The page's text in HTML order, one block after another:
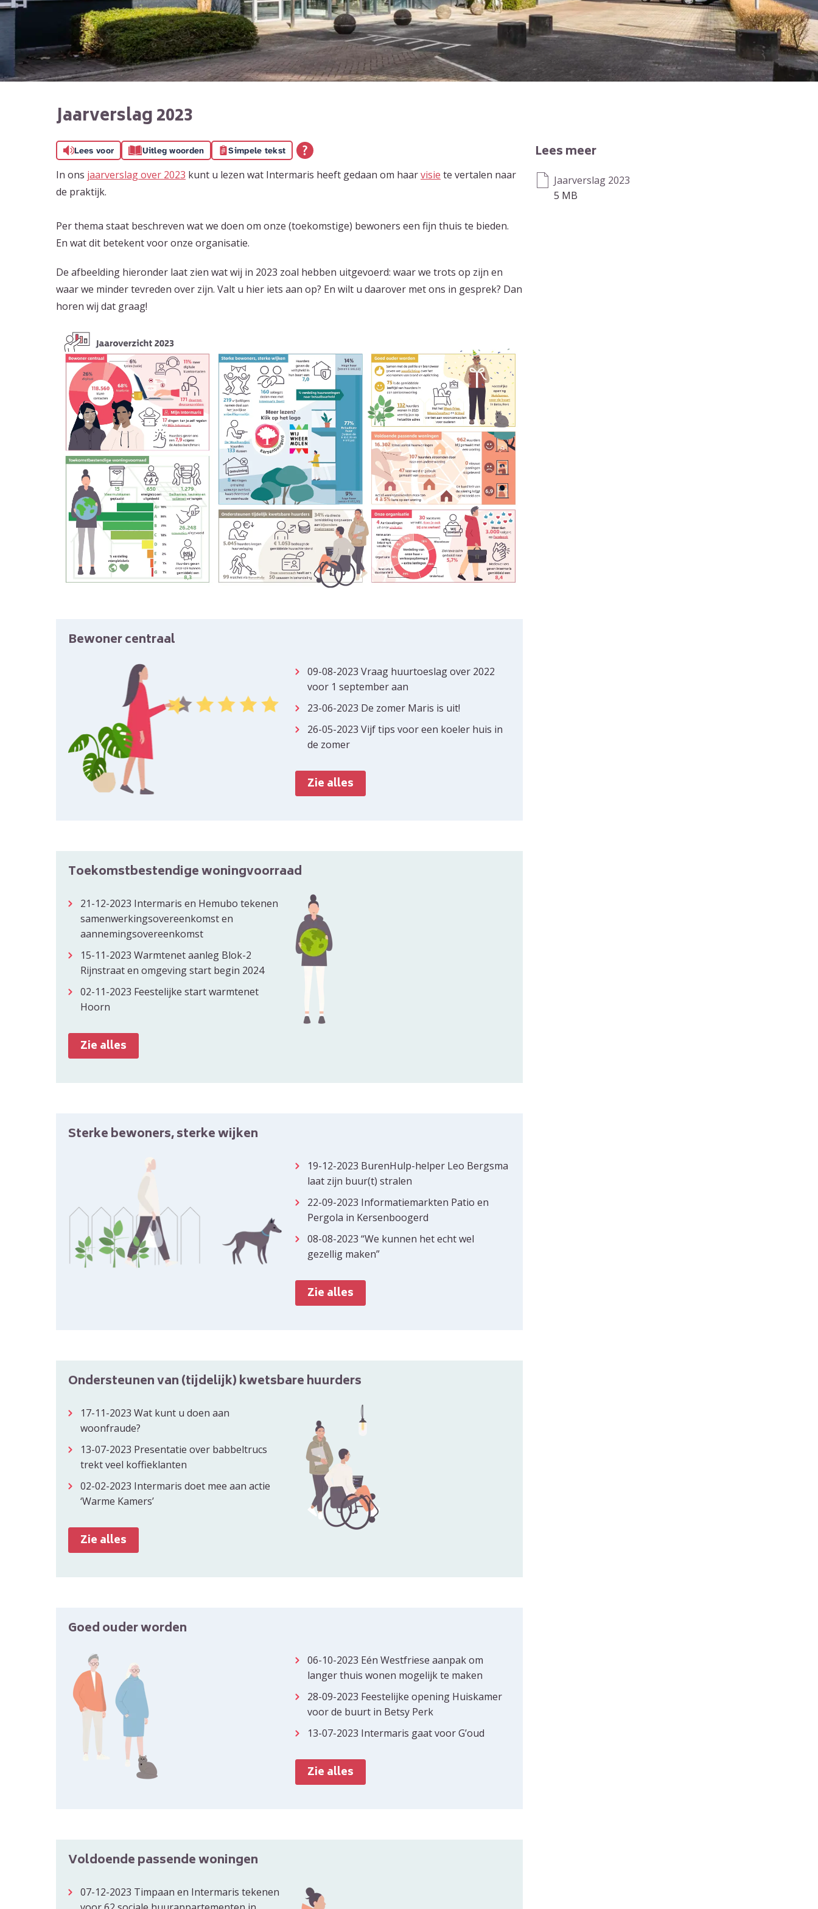
Jaarverslag 2023
Lees voor Uitleg woorden Simpele tekst
In ons jaarverslag over 2023 kunt u lezen wat Intermaris heeft gedaan om haarvisie te vertalen naar
de praktijk.
Per thema staat beschreven wat we doen om onze (toekomstige) bewoners een fijn thuis te bieden.
En wat dit betekent voor onze organisatie.
De afbeelding hieronder laat zien wat wij in 2023 zoal hebben uitgevoerd: waar we trots op zijn en
waar we minder tevreden over zijn. Valt u hier iets aan op? En wilt u daarover met ons in gesprek? Dan
horen wij dat graag!
Bewoner centraal
09-08-2023 Vraag huurtoeslag over 2022
voor 1 september aan
23-06-2023 De zomer Maris is uit!
26-05-2023 Vijf tips voor een koeler huis in
de zomer
Zie alles
Toekomstbestendige woningvoorraad
21-12-2023 Intermaris en Hemubo tekenen
samenwerkingsovereenkomst en
aannemingsovereenkomst
15-11-2023 Warmtenet aanleg Blok-2
Rijnstraat en omgeving start begin 2024
02-11-2023 Feestelijke start warmtenet
Hoorn
Zie alles
Sterke bewoners, sterke wijken
19-12-2023 BurenHulp-helper Leo Bergsma
laat zijn buur(t) stralen
22-09-2023 Informatiemarkten Patio en
Pergola in Kersenboogerd
08-08-2023 “We kunnen het echt wel
gezellig maken”
Zie alles
Ondersteunen van (tijdelijk) kwetsbare huurders
17-11-2023 Wat kunt u doen aan
woonfraude?
13-07-2023 Presentatie over babbeltrucs
trekt veel koffieklanten
02-02-2023 Intermaris doet mee aan actie
‘Warme Kamers’
Zie alles
Goed ouder worden
06-10-2023 Eén Westfriese aanpak om
langer thuis wonen mogelijk te maken
28-09-2023 Feestelijke opening Huiskamer
voor de buurt in Betsy Perk
13-07-2023 Intermaris gaat voor G’oud
Zie alles
Voldoende passende woningen
07-12-2023 Timpaan en Intermaris tekenen
Lees meer
Jaarverslag 2023
5 MB